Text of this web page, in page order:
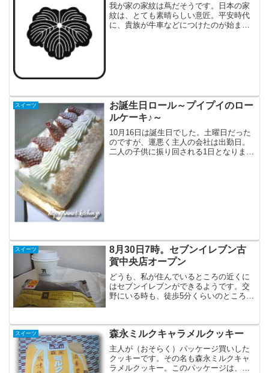
我が家の家紋は蔦だそうです。日本の家
紋は、とても素晴らしい意匠。平安時代
に、貴族が牛車などにつけたのが始まり
スイーツ
お誕生日ロール～プイプイのロー
ルケーキ♪～
10月16日は誕生日でした。土曜日だった
のですが、運悪く主人の会社は出勤日。
二人の子供に振り回される1日となりまし
スイーツ
8月30日7時。セブンイレブン古
賀中央店オープン
どうも、私が住んでいるところの近くに
はセブンイレブンができるようです。交
野にいる時も、徒歩5分くらいのところに
はファミリーマートでした。隣に余って
いた敷地も広げて広々...
スイーツ 森永ミルクキャラメルクッキー
主人が（おそらく）パッケージ買いした
クッキーです。その名も森永ミルクキャ
ラメルクッキー。このパッケージは、確